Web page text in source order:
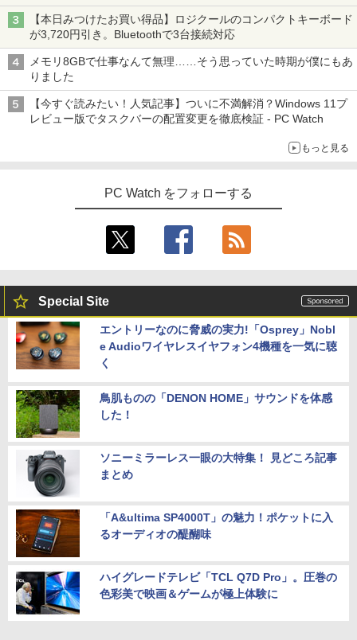
【本日みつけたお買い得品】ロジクールのコンパクトキーボード
が3,720円引き。Bluetoothで3台接続対応
メモリ8GBで仕事なんて無理……そう思っていた時期が僕にもあ
りました
【今すぐ読みたい！人気記事】ついに不満解消？Windows 11プ
レビュー版でタスクバーの配置変更を徹底検証 - PC Watch
もっと見る
PC Watch をフォローする
Special Site
エントリーなのに脅威の実力!「Osprey」Nobl
e Audioワイヤレスイヤフォン4機種を一気に聴
く
鳥肌ものの「DENON HOME」サウンドを体感
した！
ソニーミラーレス一眼の大特集！ 見どころ記事
まとめ
「A&ultima SP4000T」の魅力！ポケットに入
るオーディオの醍醐味
ハイグレードテレビ「TCL Q7D Pro」。圧巻の
色彩美で映画＆ゲームが極上体験に